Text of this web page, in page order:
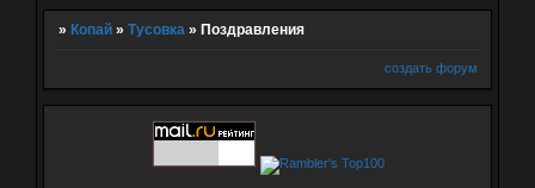
» Копай » Тусовка » Поздравления
создать форум